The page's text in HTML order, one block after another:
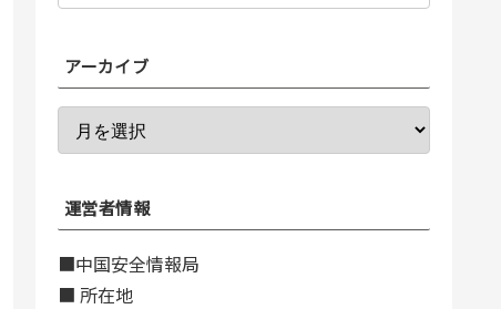
アーカイブ
運営者情報
■中国安全情報局
■ 所在地